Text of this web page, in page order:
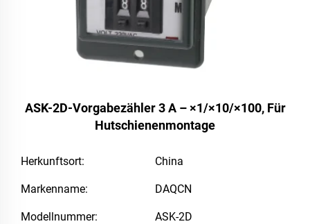
ASK-2D-Vorgabezähler 3 A – ×1/×10/×100, Für
Hutschienenmontage
Herkunftsort: China
Markenname: DAQCN
Modellnummer: ASK-2D